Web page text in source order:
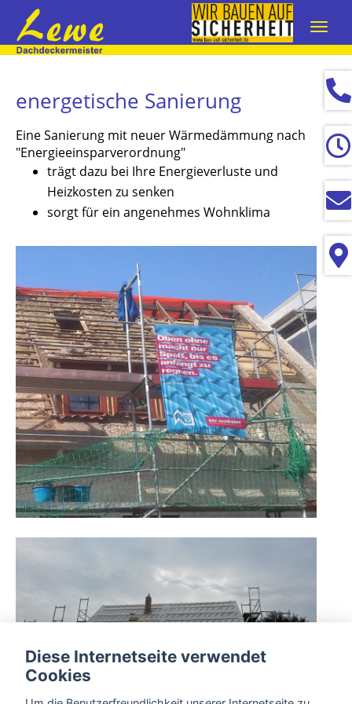
ein-/
energetische Sanierung
Eine Sanierung mit neuer Wärmedämmung nach
"Energieeinsparverordnung"
trägt dazu bei Ihre Energieverluste und
Heizkosten zu senken
sorgt für ein angenehmes Wohnklima
Diese Internetseite verwendet
Cookies